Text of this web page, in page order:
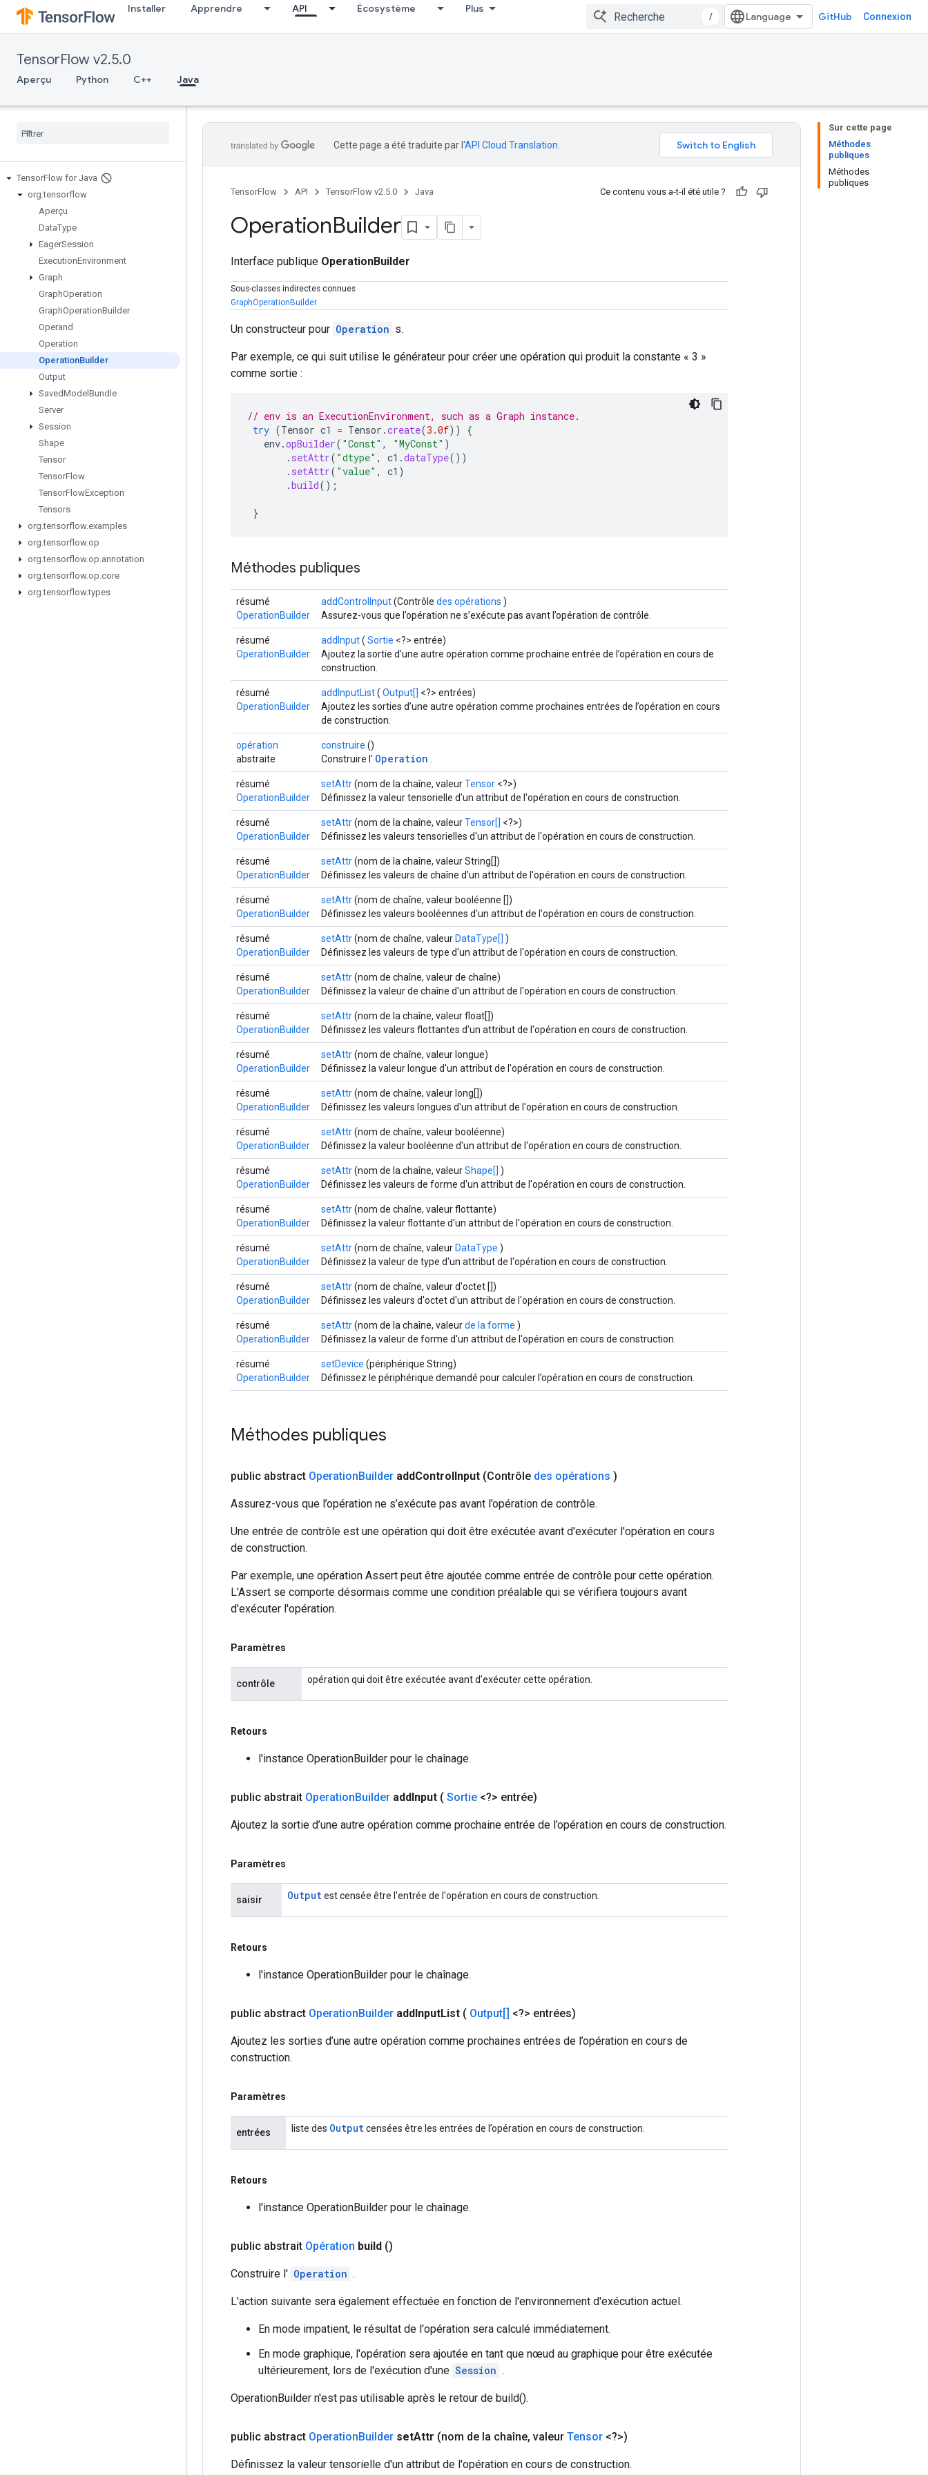
Installer Apprendre API Écosystème Plus
/ GitHub Connexion
TensorFlow v2.5.0
Aperçu Python C++ Java
TensorFlow for Java
org.tensorflow
Aperçu
DataType
EagerSession
ExecutionEnvironment
Graph
GraphOperation
GraphOperationBuilder
Operand
Operation
OperationBuilder
Output
SavedModel Bundle
Server
Session
Shape
Tensor
TensorFlow
TensorFlowException
Tensors
org.tensorflow.examples
org.tensorflow.op
org.tensorflow.op.annotation
org.tensorflow.op.core
org.tensorflow.types
Sur cette page
Méthodes
publiques
Méthodes
publiques
Cette page a été traduite par l'API Cloud Translation
TensorFlow API TensorFlow v2.5.0 Java Ce contenu vous a-t-il été utile ?
OperationBuilder
Interface publique OperationBuilder
Sous-classes indirectes connues
GraphOperationBuilder
Un constructeur pour Operation s.
Par exemple, ce qui suit utilise le générateur pour créer une opération qui produit la constante « 3 »
comme sortie :
// env is an ExecutionEnvironment, such as a Graph instance.
try (Tensor c1 = Tensor .create(3.0f))
{
env.opBuilder( "Const" , "MyConst" )
. setAttr( "dtype" , c1 .dataType())
. setAttr( "value" , c1 )
.build();
}
Méthodes publiques
résumé
OperationBuilder
addControlInput(Contrôle des opérations )
Assurez-vous que l’opération ne s’exécute pas avant l’opération de contrôle.
résumé
OperationBuilder
addInput( Sortie <?> entrée)
Ajoutez la sortie d’une autre opération comme prochaine entrée de l’opération en cours de
construction.
résumé
OperationBuilder
addInputList( Output[] <?> entrées)
Ajoutez les sorties d’une autre opération comme prochaines entrées de l’opération en cours
de construction.
opération
abstraite
construire ()
Construire l' Operation
résumé
OperationBuilder
setAttr(nom de la chaîne, valeurTensor <?>)
Définissez la valeur tensorielle d'un attribut de l'opération en cours de construction.
résumé
OperationBuilder
setAttr(nom de la chaîne, valeurTensor[] <?>)
Définissez les valeurs tensorielles d'un attribut de l'opération en cours de construction.
résumé
OperationBuilder
setAttr(nom de la chaîne, valeur String[])
Définissez les valeurs de chaîne d'un attribut de l'opération en cours de construction.
résumé
OperationBuilder
setAttr(nom de chaîne, valeur booléenne [])
Définissez les valeurs booléennes d'un attribut de l'opération en cours de construction.
résumé
OperationBuilder
setAttr(nom de chaîne, valeur DataType[] )
Définissez les valeurs de type d'un attribut de l'opération en cours de construction.
résumé
OperationBuilder
setAttr(nom de chaîne, valeur de chaîne)
Définissez la valeur de chaîne d'un attribut de l'opération en cours de construction.
résumé
OperationBuilder
setAttr(nom de la chaîne, valeur float[])
Définissez les valeurs flottantes d'un attribut de l'opération en cours de construction.
résumé
OperationBuilder
setAttr(nom de chaîne, valeur longue)
Définissez la valeur longue d'un attribut de l'opération en cours de construction.
résumé
OperationBuilder
setAttr(nom de chaîne, valeur long[])
Définissez les valeurs longues d'un attribut de l'opération en cours de construction.
résumé
OperationBuilder
setAttr(nom de chaîne, valeur booléenne)
Définissez la valeur booléenne d'un attribut de l'opération en cours de construction.
résumé
OperationBuilder
setAttr(nom de la chaîne, valeurShape[] )
Définissez les valeurs de forme d'un attribut de l'opération en cours de construction.
résumé
OperationBuilder
setAttr(nom de chaîne, valeur flottante)
Définissez la valeur flottante d'un attribut de l'opération en cours de construction.
résumé
OperationBuilder
setAttr(nom de chaîne, valeur DataType )
Définissez la valeur de type d'un attribut de l'opération en cours de construction.
résumé
OperationBuilder
setAttr(nom de chaîne, valeur d'octet [])
Définissez les valeurs d'octet d'un attribut de l'opération en cours de construction.
résumé
OperationBuilder
setAttr(nom de la chaîne, valeurde la forme )
Définissez la valeur de forme d'un attribut de l'opération en cours de construction.
résumé
OperationBuilder
setDevice (périphérique String)
Définissez le périphérique demandé pour calculer l’opération en cours de construction.
Méthodes publiques
public abstract OperationBuilder addControlInput (Contrôle des opérations )
Assurez-vous que l’opération ne s’exécute pas avant l’opération de contrôle.
Une entrée de contrôle est une opération qui doit être exécutée avant d'exécuter l'opération en cours
de construction.
Par exemple, une opération Assert peut être ajoutée comme entrée de contrôle pour cette opération.
L'Assert se comporte désormais comme une condition préalable qui se vérifiera toujours avant
d'exécuter l'opération.
Paramètres
contrôle opération qui doit être exécutée avant d’exécuter cette opération.
Retours
l'instance OperationBuilder pour le chaînage.
public abstrait OperationBuilder addInput ( Sortie <?> entrée)
Ajoutez la sortie d’une autre opération comme prochaine entrée de l’opération en cours de construction.
Paramètres
saisir Outputest censée être l'entrée de l'opération en cours de construction.
Retours
l'instance OperationBuilder pour le chaînage.
public abstract OperationBuilder addInputList ( Output[] <?> entrées)
Ajoutez les sorties d’une autre opération comme prochaines entrées de l’opération en cours de
construction.
Paramètres
entrées liste des Outputcensées être les entrées de l’opération en cours de construction.
Retours
l'instance OperationBuilder pour le chaînage.
public abstrait Opération build ()
Construire l' Operation .
L'action suivante sera également effectuée en fonction de l'environnement d'exécution actuel.
En mode impatient, le résultat de l'opération sera calculé immédiatement.
En mode graphique, l'opération sera ajoutée en tant que nœud au graphique pour être exécutée
ultérieurement, lors de l'exécution d'une Session .
OperationBuilder n'est pas utilisable après le retour de build().
public abstract OperationBuilder setAttr (nom de la chaîne, valeur Tensor <?>)
Définissez la valeur tensorielle d'un attribut de l'opération en cours de construction.